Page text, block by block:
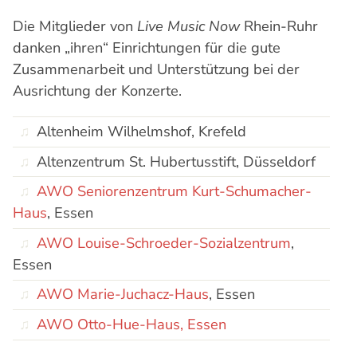
Die Mitglieder von Live Music NowRhein-Ruhr
danken „ihren“ Einrichtungen für die gute
Zusammenarbeit und Unterstützung bei der
Ausrichtung der Konzerte.
Altenheim Wilhelmshof, Krefeld
Altenzentrum St. Hubertusstift, Düsseldorf
AWO Seniorenzentrum Kurt-Schumacher-
Haus, Essen
AWO Louise-Schroeder-Sozialzentrum,
Essen
AWO Marie-Juchacz-Haus, Essen
AWO Otto-Hue-Haus, Essen